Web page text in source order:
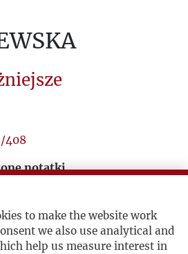
408
notatki
Maksimowa (Rozmowa
542
to make the website work
we also use analytical and
help us measure interest in